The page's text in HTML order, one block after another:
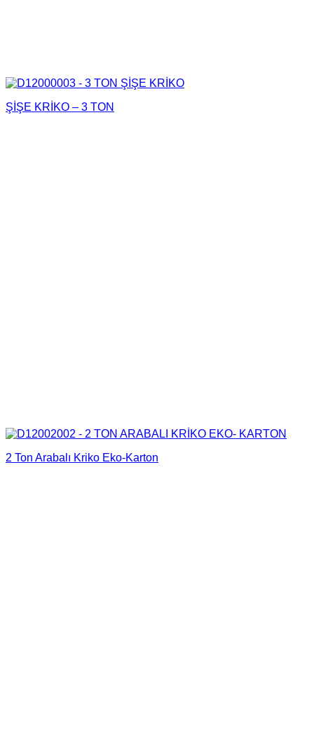
ŞİŞE KRİKO – 3 TON
2 Ton Arabalı Kriko Eko-Karton